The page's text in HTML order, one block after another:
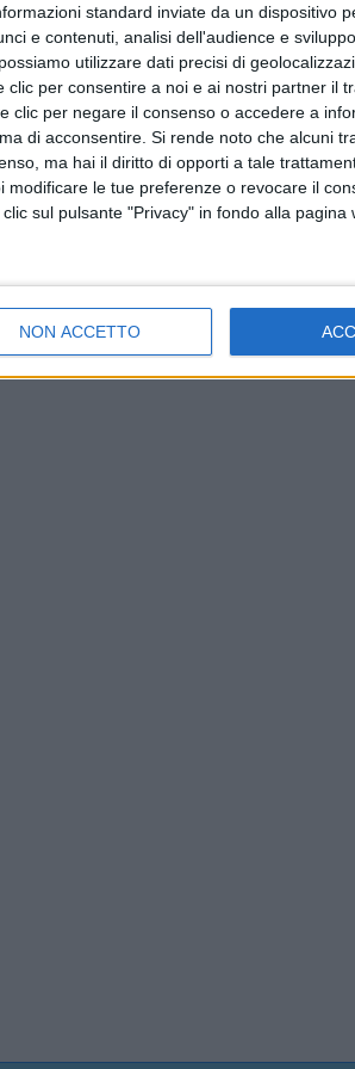
standard inviate da un dispositivo
e contenuti, analisi dell'audience e
utilizzare dati precisi di
per consentire a noi e ai nostri partner il
clic per negare il consenso o accedere a
di acconsentire. Si rende noto che alcuni
ma hai il diritto di opporti a tale
le tue preferenze o revocare il
sul pulsante "Privacy" in fondo alla pagina
NON ACCETTO